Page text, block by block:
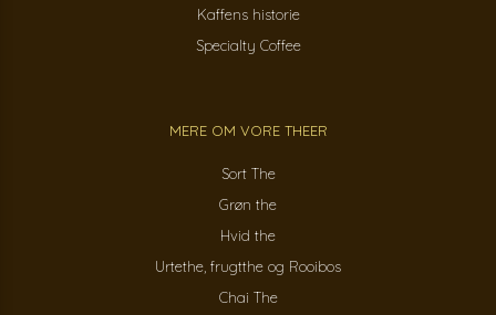
Kaffens historie
Specialty Coffee
MERE OM VORE THEER
Sort The
Grøn the
Hvid the
Urtethe, frugtthe og Rooibos
Chai The